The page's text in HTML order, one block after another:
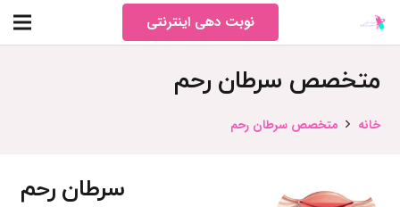
نوبت دهی اینترنتی
متخصص سرطان رحم
خانه متخصص سرطان رحم
سرطان رحم